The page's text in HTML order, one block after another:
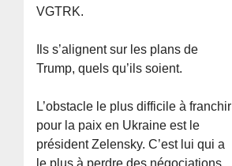
VGTRK.
Ils s’alignent sur les plans de
Trump, quels qu’ils soient.
L’obstacle le plus difficile à franchir
pour la paix en Ukraine est le
président Zelensky. C’est lui qui a
le plus à perdre des négociations